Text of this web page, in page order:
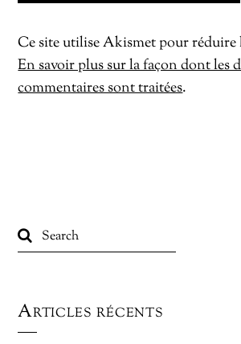
Ce site utilise Akismet pour réduire
En savoir plus sur la façon dont les
commentaires sont traitées.
Articles récents